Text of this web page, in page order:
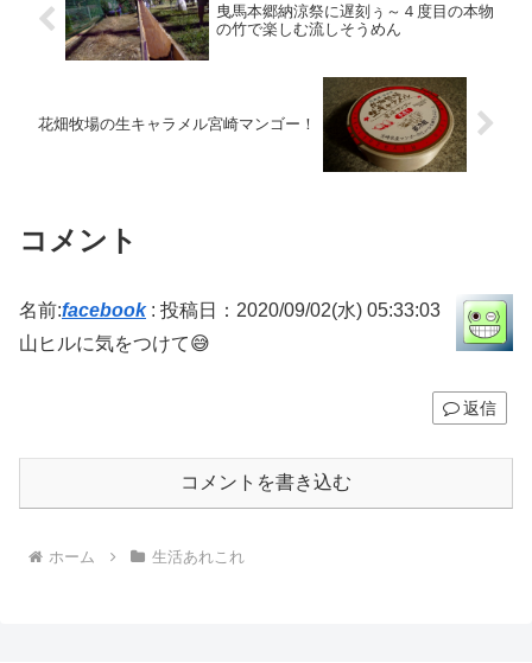
曳馬本郷納涼祭に遅刻ぅ～４度目の本物
の竹で楽しむ流しそうめん
花畑牧場の生キャラメル宮崎マンゴー！
コメント
名前:facebook: 投稿日：2020/09/02(水) 05:33:03
山ヒルに気をつけて😅
返信
コメントを書き込む
ホーム 生活あれこれ